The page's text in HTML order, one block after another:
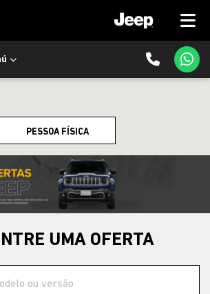
PESSOA FÍSICA
UMA OFERTA